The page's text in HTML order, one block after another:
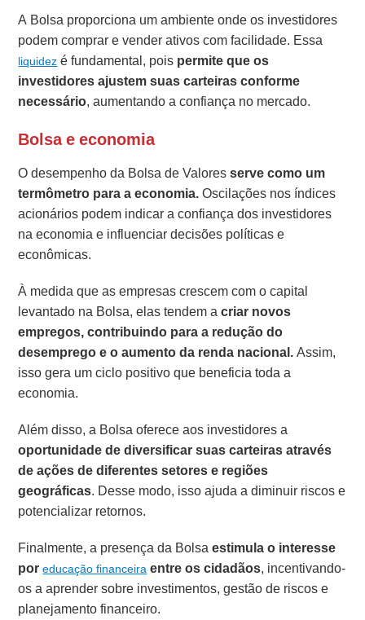
A Bolsa proporciona um ambiente onde os investidores
podem comprar e vender ativos com facilidade. Essa
liquidez é fundamental, pois permite que os
investidores ajustem suas carteiras conforme
necessário, aumentando a confiança no mercado.
Bolsa e economia
O desempenho da Bolsa de Valoresserve como um
termômetro para a economia.Oscilações nos índices
acionários podem indicar a confiança dos investidores
na economia e influenciar decisões políticas e
econômicas.
À medida que as empresas crescem com o capital
levantado na Bolsa, elas tendem acriar novos
empregos,contribuindo para a redução do
desemprego e o aumento da renda nacional.Assim,
isso gera um ciclo positivo que beneficia toda a
economia.
Além disso, a Bolsa oferece aos investidores a
oportunidade de diversificar suas carteiras através
de ações de diferentes setores e regiões
geográficas. Desse modo, isso ajuda a diminuir riscos e
potencializar retornos.
Finalmente, a presença da Bolsaestimula o interesse
poreducação financeira entre os cidadãos, incentivando-
os a aprender sobre investimentos, gestão de riscos e
planejamento financeiro.